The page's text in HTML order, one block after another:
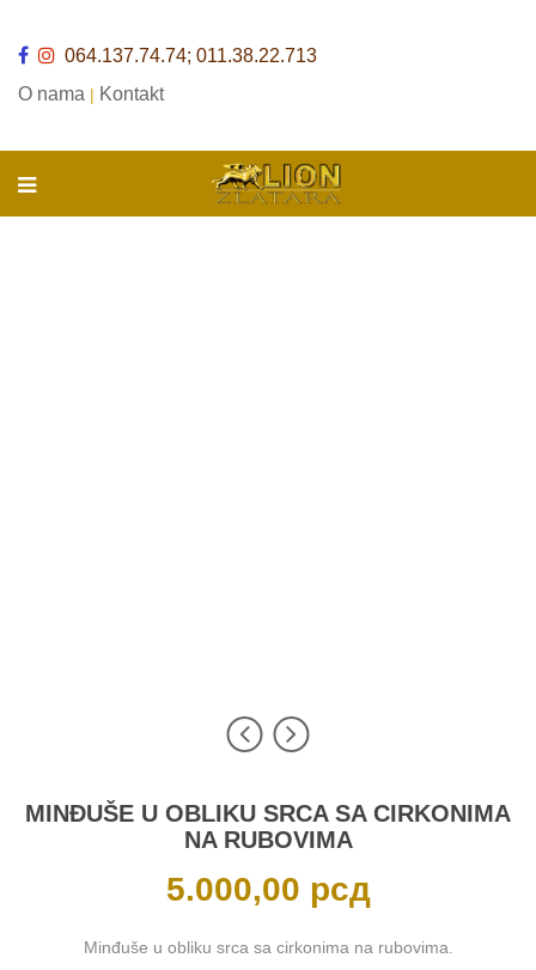
064.137.74.74; 011.38.22.713
O nama | Kontakt
MINĐUŠE U OBLIKU SRCA SA CIRKONIMA
NA RUBOVIMA
5.000,00 рсд
Minđuše u obliku srca sa cirkonima na rubovima.